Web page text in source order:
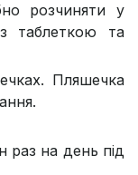
розчиняти у
таблеткою та
Пляшечка
раз на день під